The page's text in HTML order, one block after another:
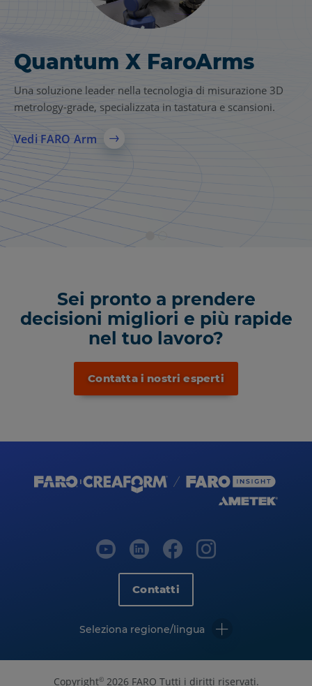
Quantum X FaroArms
Una soluzione leader nella tecnologia di misurazione 3D
metrology-grade, specializzata in tastatura e scansioni.
Vedi FARO Arm
Soluzione di scansione
laser FARO Focus
Una soluzione completa di scansione laser 3D per AEC,
produzione e sicurezza pubblica, che offre un'acquisizione
accurata della realtà, modelli 3D affidabili e una
condivisione dei dati più rapida tra i team.
Vedi di più
Sei pronto a prendere
decisioni migliori e più rapide
nel tuo lavoro?
Contatta i nostri esperti
Contatti
Seleziona regione/lingua
Copyright©2026 FARO Tutti i diritti riservati.